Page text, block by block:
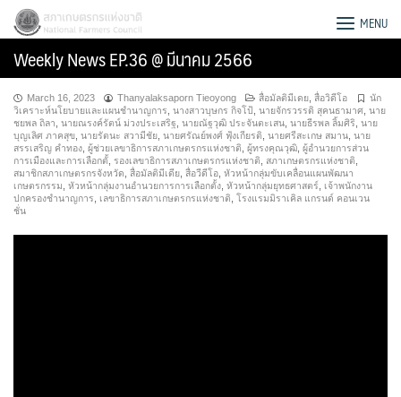
Skip
content
สภาเกษตรกรแห่งชาติ MENU
Weekly News EP.36 @ มีนาคม 2566
March 16, 2023 Thanyalaksaporn Tieoyong สื่อมัลติมีเดย สื่อวิดีโอ
นัก
วิเคราะห์นโยบายและแผนชำนาญการ นางสาวบุษกร กิจโป้ นายจักรวรรดิ สุคนธามาศ นาย
ชยพล ถิลา นายณรงค์รัตน์ ม่วงประเสริฐ นายณัฐวุฒิ ประจันตะเสน นายธีรพล ลิ้มศิริ นาย
บุญเลิศ ภาคสุข นายรัตนะ สวามีชัย นายศรัณย์พงศ์ ฟุ้งเกียรติ นายศรีสะเกษ สมาน นาย
สรรเสริญ คำทอง ผู้ช่วยเลขาธิการสภาเกษตรกรแห่งชาติ ผู้ทรงคุณวุฒิ ผู้อำนวยการส่วน
การเมืองและการเลือกตั้ รองเลขาธิการสภาเกษตรกรแห่งชาติ สภาเกษตรกรแห่งชาติ
สมาชิกสภาเกษตรกรจังหวัด สื่อมัลติมีเดีย สื่อวีดีโอ หัวหน้ากลุ่มขับเคลื่อนแผนพัฒนา
เกษตรกรรม หัวหน้ากลุ่มงานอำนวยการการเลือกตั้ง หัวหน้ากลุ่มยุทธศาสตร์
เจ้าพนักงาน
ปกครองชำนาญการ
เลขาธิการสภาเกษตรกรแห่งชาติ โรงแรมมิราเคิล แกรนด์ คอนเวน
ชั่น